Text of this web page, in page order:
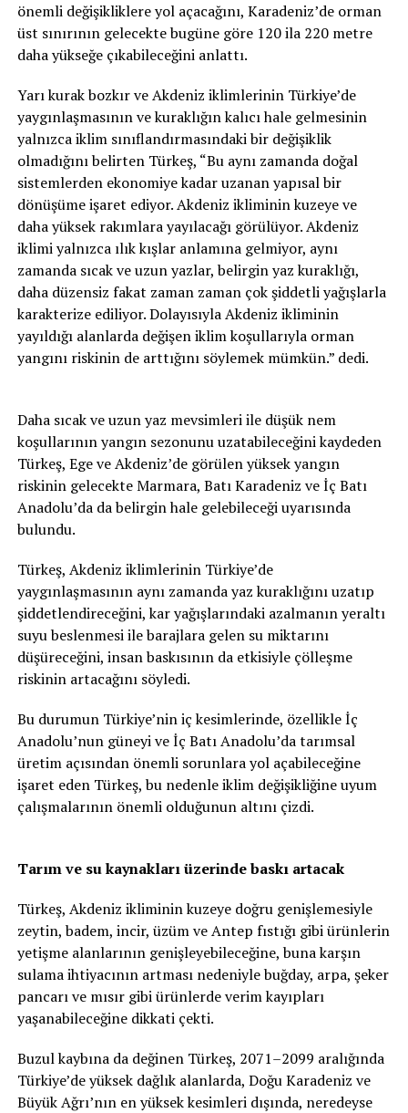
önemli değişikliklere yol açacağını, Karadeniz’de orman
üst sınırının gelecekte bugüne göre 120 ila 220 metre
daha yükseğe çıkabileceğini anlattı.
Yarı kurak bozkır ve Akdeniz iklimlerinin Türkiye’de
yaygınlaşmasının ve kuraklığın kalıcı hale gelmesinin
yalnızca iklim sınıflandırmasındaki bir değişiklik
olmadığını belirten Türkeş, “Bu aynı zamanda doğal
sistemlerden ekonomiye kadar uzanan yapısal bir
dönüşüme işaret ediyor. Akdeniz ikliminin kuzeye ve
daha yüksek rakımlara yayılacağı görülüyor. Akdeniz
iklimi yalnızca ılık kışlar anlamına gelmiyor, aynı
zamanda sıcak ve uzun yazlar, belirgin yaz kuraklığı,
daha düzensiz fakat zaman zaman çok şiddetli yağışlarla
karakterize ediliyor. Dolayısıyla Akdeniz ikliminin
yayıldığı alanlarda değişen iklim koşullarıyla orman
yangını riskinin de arttığını söylemek mümkün.” dedi.
Daha sıcak ve uzun yaz mevsimleri ile düşük nem
koşullarının yangın sezonunu uzatabileceğini kaydeden
Türkeş, Ege ve Akdeniz’de görülen yüksek yangın
riskinin gelecekte Marmara, Batı Karadeniz ve İç Batı
Anadolu’da da belirgin hale gelebileceği uyarısında
bulundu.
Türkeş, Akdeniz iklimlerinin Türkiye’de
yaygınlaşmasının aynı zamanda yaz kuraklığını uzatıp
şiddetlendireceğini, kar yağışlarındaki azalmanın yeraltı
suyu beslenmesi ile barajlara gelen su miktarını
düşüreceğini, insan baskısının da etkisiyle çölleşme
riskinin artacağını söyledi.
Bu durumun Türkiye’nin iç kesimlerinde, özellikle İç
Anadolu’nun güneyi ve İç Batı Anadolu’da tarımsal
üretim açısından önemli sorunlara yol açabileceğine
işaret eden Türkeş, bu nedenle iklim değişikliğine uyum
çalışmalarının önemli olduğunun altını çizdi.
Tarım ve su kaynakları üzerinde baskı artacak
Türkeş, Akdeniz ikliminin kuzeye doğru genişlemesiyle
zeytin, badem, incir, üzüm ve Antep fıstığı gibi ürünlerin
yetişme alanlarının genişleyebileceğine, buna karşın
sulama ihtiyacının artması nedeniyle buğday, arpa, şeker
pancarı ve mısır gibi ürünlerde verim kayıpları
yaşanabileceğine dikkati çekti.
Buzul kaybına da değinen Türkeş, 2071–2099 aralığında
Türkiye’de yüksek dağlık alanlarda, Doğu Karadeniz ve
Büyük Ağrı’nın en yüksek kesimleri dışında, neredeyse